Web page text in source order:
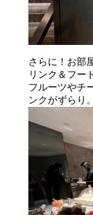
さらに！お部
リンク＆フー
フルーツやチ
ンクがずらり。